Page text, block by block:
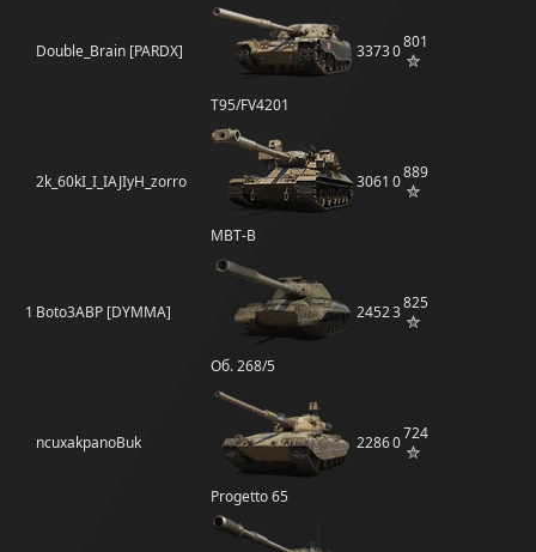
Double_Brain [PARDX]
T95/FV4201
33730801
2k_60kI_I_IAJIyH_zorro
MBT-B
3061 0889
1 Boto3ABP [DYMMA]
Об. 268/5
24523825
ncuxakpanoBuk
Progetto 65
22860724